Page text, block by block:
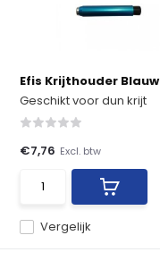
Efis Krijthouder Blauw
Geschikt voor dun krijt
Vergelijk
€7,76 Excl. btw